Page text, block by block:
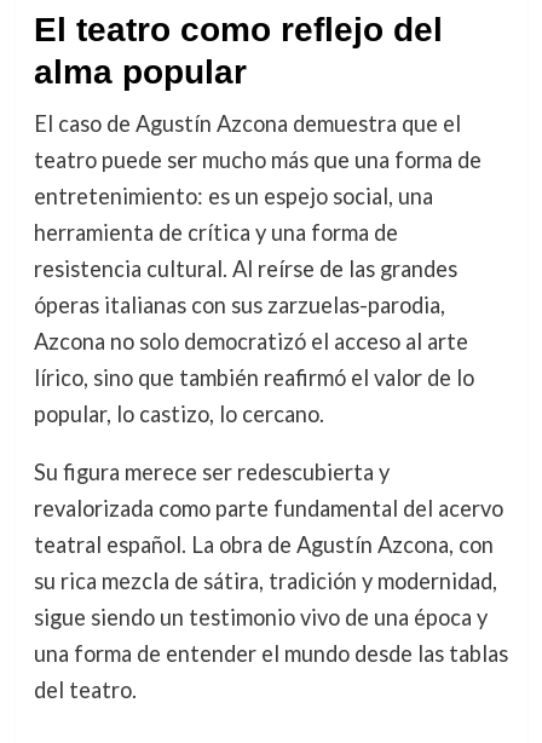
El teatro como reflejo del
alma popular
El caso de Agustín Azcona demuestra que el
teatro puede ser mucho más que una forma de
entretenimiento: es un espejo social, una
herramienta de crítica y una forma de
resistencia cultural. Al reírse de las grandes
óperas italianas con sus zarzuelas-parodia,
Azcona no solo democratizó el acceso al arte
lírico, sino que también reafirmó el valor de lo
popular, lo castizo, lo cercano.
Su figura merece ser redescubierta y
revalorizada como parte fundamental del acervo
teatral español. La obra de Agustín Azcona, con
su rica mezcla de sátira, tradición y modernidad,
sigue siendo un testimonio vivo de una época y
una forma de entender el mundo desde las tablas
del teatro.